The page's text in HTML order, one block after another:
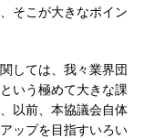
そこが大きなポイン
しては、我々業界団
いう極めて大きな課
以前、本協議会自体
ップを目指すいろい